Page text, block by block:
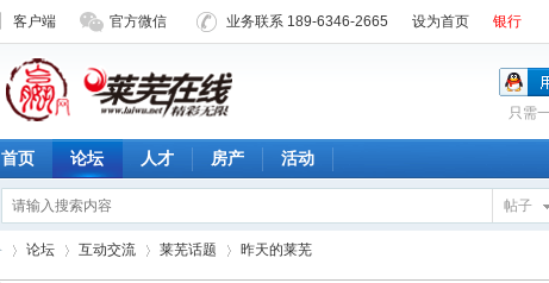
客户端 官方微信 业务联系 189-6346-2665 设为首页 银行
只需
首页 论坛 人才 房产 活动
帖子
论坛 互动交流 莱芜话题 昨天的莱芜